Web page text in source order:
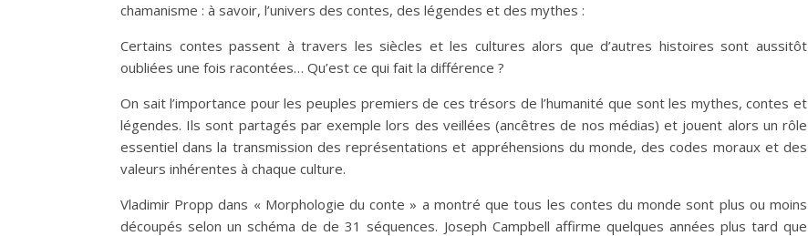
chamanisme : à savoir, l’univers des contes, des légendes et des mythes :
Certains contes passent à travers les siècles et les cultures alors que d’autres histoires sont aussitôt
oubliées une fois racontées… Qu’est ce qui fait la différence ?
On sait l’importance pour les peuples premiers de ces trésors de l’humanité que sont les mythes, contes et
légendes. Ils sont partagés par exemple lors des veillées (ancêtres de nos médias) et jouent alors un rôle
essentiel dans la transmission des représentations et appréhensions du monde, des codes moraux et des
valeurs inhérentes à chaque culture.
Vladimir Propp dans « Morphologie du conte » a montré que tous les contes du monde sont plus ou moins
découpés selon un schéma de de 31 séquences. Joseph Campbell affirme quelques années plus tard que